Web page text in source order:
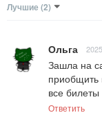
Лучшие (2)
Ольга
Зашла на
приобщить
все
Ответить